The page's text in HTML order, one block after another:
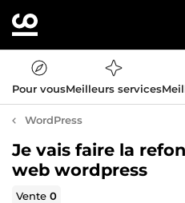
Pour vousMeilleurs services
WordPress
Je vais faire la
web wordpress
Vente0